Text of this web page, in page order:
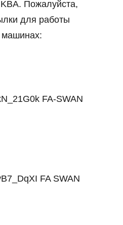
Пожалуйста,
для работы
машинах:
FA-SWAN
FA SWAN